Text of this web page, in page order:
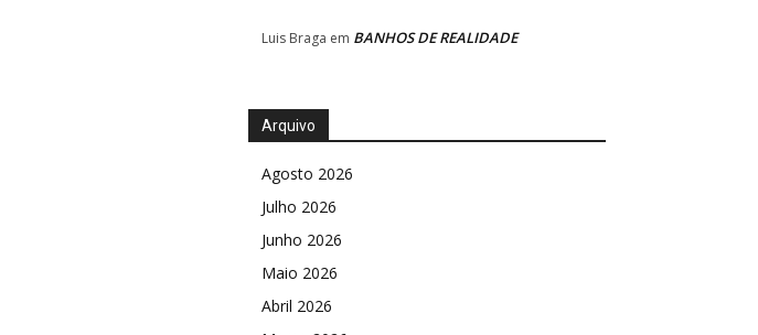
Luis Braga em BANHOS DE REALIDADE
Arquivo
Agosto 2026
Julho 2026
Junho 2026
Maio 2026
Abril 2026